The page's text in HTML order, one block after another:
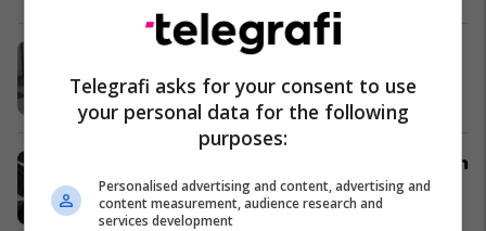
Irma rrëfen vështirësitë për të
siguruar veshje në fillim të karrierës
25/05/2016
Irma Libohova më në fund prezanton
bashkëshortin (Foto)
Yjet 12/04/2016
Telegrafi asks for your consent to use
your personal data for the following
purposes:
Personalised advertising and content, advertising and
content measurement, audience research and
services development